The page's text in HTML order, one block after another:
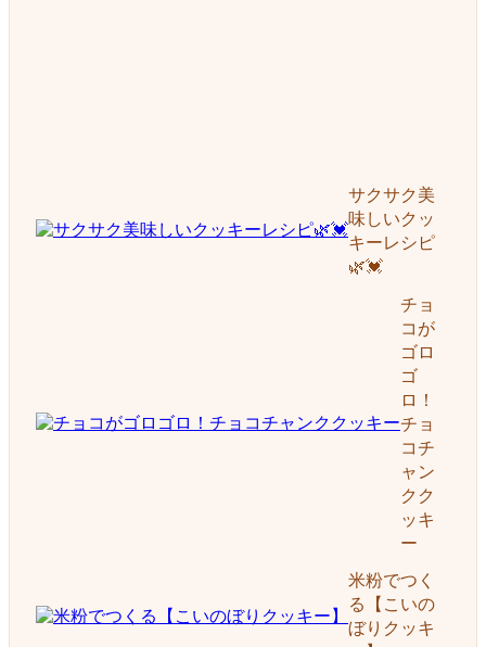
サクサク美
味しいクッ
キーレシピ
🌿💓
チョ
コが
ゴロ
ゴ
ロ！
チョ
コチ
ャン
クク
ッキ
ー
米粉でつく
る【こいの
ぼりクッキ